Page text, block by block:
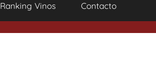
Ranking Vinos Contacto